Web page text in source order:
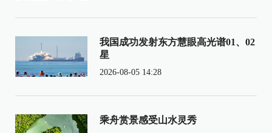
我国成功发射东方慧眼高光谱01、02
星
2026-08-05 14:28
乘舟赏景感受山水灵秀